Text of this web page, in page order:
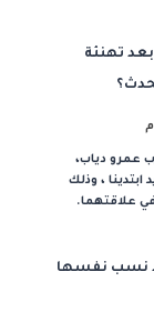
تهنئة
عمرو دياب،
، وذلك
علاقتهما.
نسب نفسها